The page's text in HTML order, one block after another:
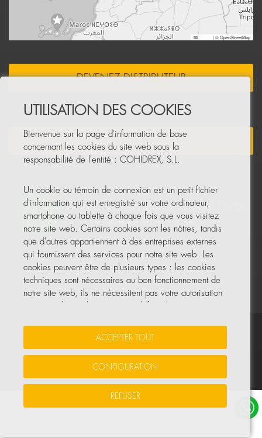
|© OpenStreetMap
DEVENEZ DISTRIBUTEUR
NEWSLETTER
Vos données sont sécurisées • Protection des données
© Tous droits réservés, COHIDREX GLOBAL PARTS, S.L.U.
UTILISATION DES COOKIES
Bienvenue sur la page d'information de base
concernant les cookies du site web sous la
responsabilité de l'entité : COHIDREX, S.L.
Un cookie ou témoin de connexion est un petit fichier
d'information qui est enregistré sur votre ordinateur,
smartphone ou tablette à chaque fois que vous visitez
notre site web. Certains cookies sont les nôtres, tandis
que d'autres appartiennent à des entreprises externes
qui fournissent des services pour notre site web. Les
cookies peuvent être de plusieurs types : les cookies
techniques sont nécessaires au bon fonctionnement de
notre site web, ils ne nécessitent pas votre autorisation
goûts et intérêts personnels.
Vous pouvez accepter tous ces cookies en appuyant sur
le bouton ACCEPTER TOUT ou les configurer ou refuser
ACCEPTER TOUT
CONFIGURATION
REFUSER